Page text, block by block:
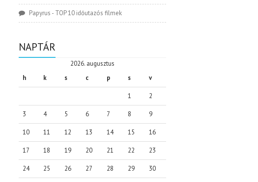
Papyrus - TOP 10 időutazós filmek
NAPTÁR
2026. augusztus
h
k s c p s v
1 2
3 4 5 6 7 8 9
10 11 12 13 14 15 16
17 18 19 20 21 22 23
24 25 26 27 28 29 30